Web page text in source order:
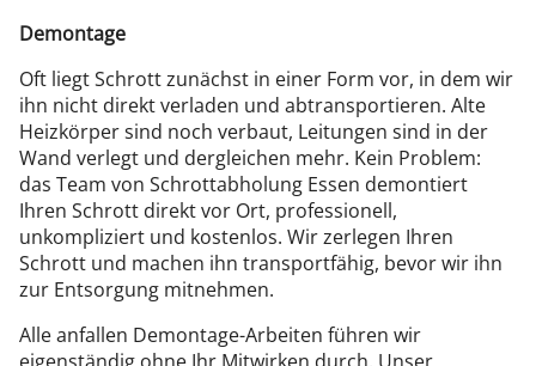
Demontage
Oft liegt Schrott zunächst in einer Form vor, in dem wir
ihn nicht direkt verladen und abtransportieren. Alte
Heizkörper sind noch verbaut, Leitungen sind in der
Wand verlegt und dergleichen mehr. Kein Problem:
das Team von Schrottabholung Essen demontiert
Ihren Schrott direkt vor Ort, professionell,
unkompliziert und kostenlos. Wir zerlegen Ihren
Schrott und machen ihn transportfähig, bevor wir ihn
zur Entsorgung mitnehmen.
Alle anfallen Demontage-Arbeiten führen wir